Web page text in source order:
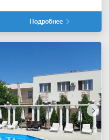
Подробнее